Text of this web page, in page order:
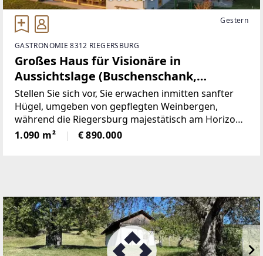
Gestern
GASTRONOMIE 8312 RIEGERSBURG
Großes Haus für Visionäre in
Aussichtslage (Buschenschank,
Weingärten)
Stellen Sie sich vor, Sie erwachen inmitten sanfter
Hügel, umgeben von gepflegten Weinbergen,
während die Riegersburg majestätisch am Horizont
erscheint – genau hier, in der begehrten
Hügellandschaft von Krennach, wartet eine
1.090 m² € 890.000